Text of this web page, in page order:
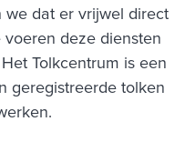
we dat er vrijwel direct
voeren deze diensten
Het Tolkcentrum is een
geregistreerde tolken